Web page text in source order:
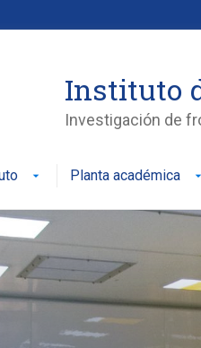
Instituto
Investigación de
arrow_drop_down Planta académica arrow_drop_down